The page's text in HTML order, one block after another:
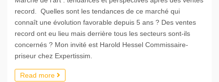
record. Quelles sont les tendances de ce marché qui
connaît une évolution favorable depuis 5 ans ? Des ventes
record ont eu lieu mais derrière tous les secteurs sont-ils
concernés ? Mon invité est Harold Hessel Commissaire-
priseur chez Expertissim.
Read more